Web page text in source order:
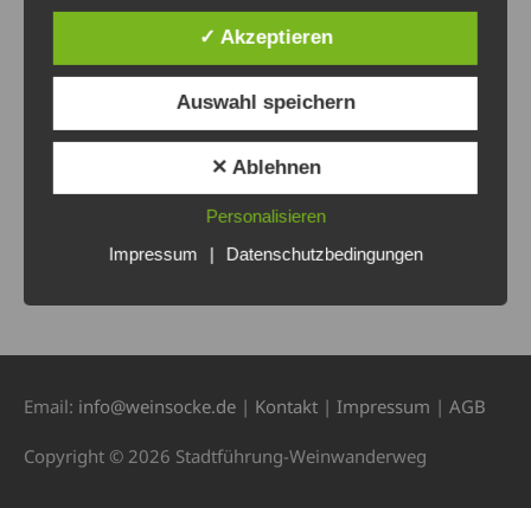
Email: info@weinsocke.de | Kontakt | Impressum | AGB
Copyright © 2026 Stadtführung-Weinwanderweg
✓ Akzeptieren
Auswahl speichern
✕ Ablehnen
Personalisieren
Impressum
| Datenschutzbedingungen